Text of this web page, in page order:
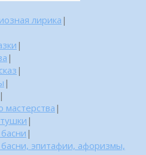
лирика |
|
|
|
|
|
мастерства |
|
|
эпитафии, афоризмы,